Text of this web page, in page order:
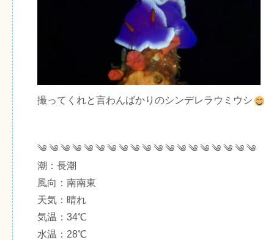
撮ってくれと言わんばかりのシンデレラウミウシ
༄ ༄ ༄ ༄ ༄ ༄ ༄ ༄ ༄ ༄ ༄ ༄ ༄ ༄ ༄ ༄ ༄ ༄ ༄
潮：長潮
風向：南南東
天気：晴れ
気温：34℃
水温：28℃